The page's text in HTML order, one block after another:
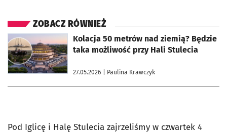
ZOBACZ RÓWNIEŻ
Kolacja 50 metrów nad ziemią? Będzie
taka możliwość przy Hali Stulecia
27.05.2026 | Paulina Krawczyk
otworzy się w nowej karcie
Pod Iglicę i Halę Stulecia zajrzeliśmy w czwartek 4